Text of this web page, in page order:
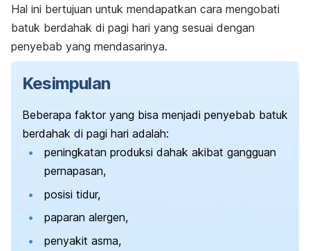
Hal ini bertujuan untuk mendapatkan cara mengobati
batuk berdahak di pagi hari yang sesuai dengan
penyebab yang mendasarinya.
Kesimpulan
Beberapa faktor yang bisa menjadi penyebab batuk
berdahak di pagi hari adalah:
peningkatan produksi dahak akibat gangguan
pernapasan,
posisi tidur,
paparan alergen,
penyakit asma,